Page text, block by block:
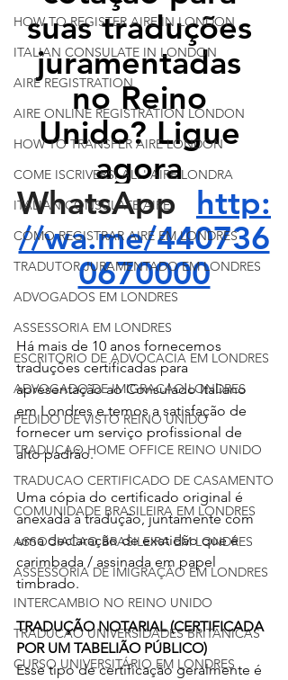
HOW TO REGISTER AIRE IN LONDON
ITALIAN CONSULATE IN LONDON
AIRE REGISTRATION
AIRE ONLINE REGISTRATION LONDON
HOW TO TRANSFER AIRE LONDON
COME ISCRIVERSI ALL' AIRE LONDRA
ITALIAN CONSULATE AIRE
COMO REGISTRAR AIRE EM LONDRES
TRADUTOR JURAMENTADO EM LONDRES
ADVOGADOS EM LONDRES
ASSESSORIA EM LONDRES
ESCRITORIO DE ADVOCACIA EM LONDRES
ADVOGADO DE IMIGRACAO LONDRES
PEDIDO DE VISTO REINO UNIDO
TRADUCAO HOME OFFICE REINO UNIDO
TRADUCAO CERTIFICADO DE CASAMENTO
COMUNIDADE BRASILEIRA EM LONDRES
ASSOCIACAO BRASILEIRA EM LONDRES
ASSESSORIA DE IMIGRAÇÃO EM LONDRES
INTERCAMBIO NO REINO UNIDO
TRADUCAO UNIVERSIDADES BRITANICAS
CURSO UNIVERSITÁRIO EM LONDRES
suas traduções
juramentadas
no Reino
Unido? Ligue
agora
WhatsApp http:
//wa.me/440736
0670000
Há mais de 10 anos fornecemos
traduções certificadas para
apresentação ao Consulado Italiano
em Londres e temos a satisfação de
fornecer um serviço profissional de
alto padrão.
Uma cópia do certificado original é
anexada à tradução, juntamente com
uma declaração de exatidão que é
carimbada / assinada em papel
timbrado.
TRADUÇÃO NOTARIAL (CERTIFICADA
POR UM TABELIÃO PÚBLICO)
Esse tipo de certificação geralmente é